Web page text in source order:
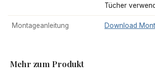
Tücher
Montageanleitung Download
Mehr zum Produkt